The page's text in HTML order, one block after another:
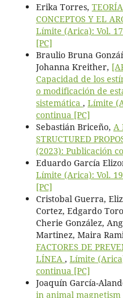
Erika Torres,
CONCEPTOS Y EL
Límite (Arica): Vol.
[PC]
Braulio Bruna
Johanna Kreither,
Capacidad de los
o modificación de
sistemática , Límite
continua [PC]
Sebastián Briceño, A
STRUCTURED
(2023): Publicación
Eduardo García
Límite (Arica): Vol.
[PC]
Cristobal Guerra,
Cortez, Edgardo
Cherie González,
Martinez, Maira
FACTORES DE
LÍNEA , Límite
continua [PC]
Joaquín García-
in animal